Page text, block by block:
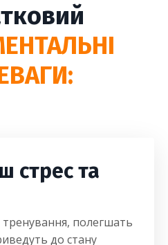
стрес та
тренування, полегшать
до стану